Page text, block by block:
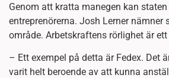
Genom att kratta manegen kan
entreprenörerna. Josh Lerner nämner
område. Arbetskraftens rörlighet är
– Ett exempel på detta är Fedex. Det
varit helt beroende av att kunna